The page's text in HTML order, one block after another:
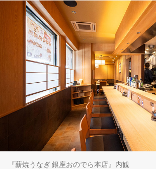
『薪焼うなぎ 銀座おのでら本店』内観